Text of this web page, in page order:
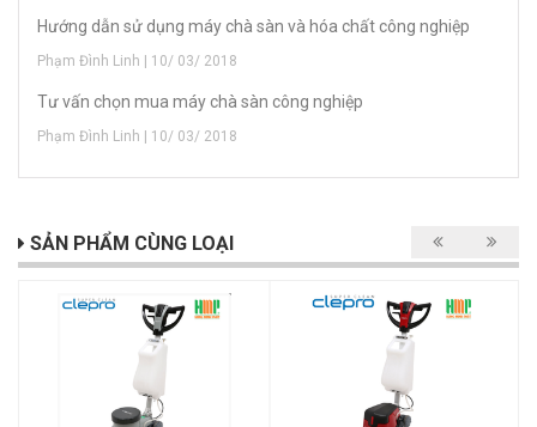
Hướng dẫn sử dụng máy chà sàn và hóa chất công nghiệp
Phạm Đình Linh | 10/ 03/ 2018
Tư vấn chọn mua máy chà sàn công nghiệp
Phạm Đình Linh | 10/ 03/ 2018
SẢN PHẨM CÙNG LOẠI